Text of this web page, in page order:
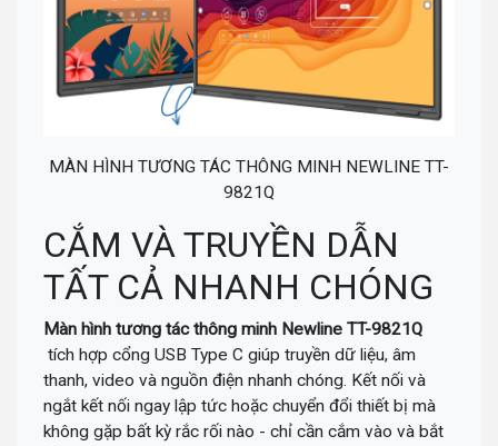
MÀN HÌNH TƯƠNG TÁC THÔNG MINH NEWLINE TT-
9821Q
CẮM VÀ TRUYỀN DẪN
TẤT CẢ NHANH CHÓNG
Màn hình tương tác thông minh Newline TT-9821Q
tích hợp cổng USB Type C giúp truyền dữ liệu, âm
thanh, video và nguồn điện nhanh chóng. Kết nối và
ngắt kết nối ngay lập tức hoặc chuyển đổi thiết bị mà
không gặp bất kỳ rắc rối nào - chỉ cần cắm vào và bắt